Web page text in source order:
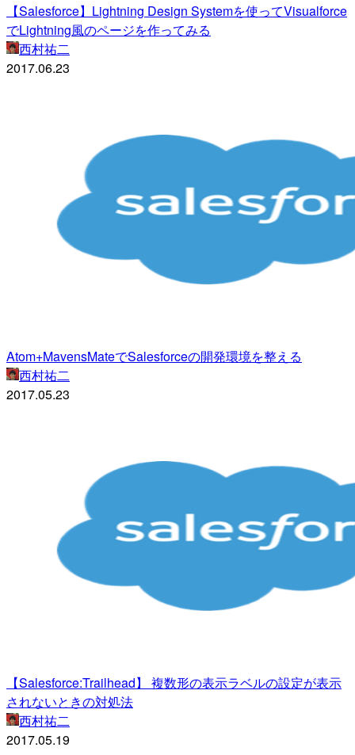
【Salesforce】Lightning Design Systemを使ってVisualforce
でLightning風のページを作ってみる
西村祐二
2017.06.23
Atom+MavensMateでSalesforceの開発環境を整える
西村祐二
2017.05.23
【Salesforce:Trailhead】 複数形の表示ラベルの設定が表示
されないときの対処法
西村祐二
2017.05.19